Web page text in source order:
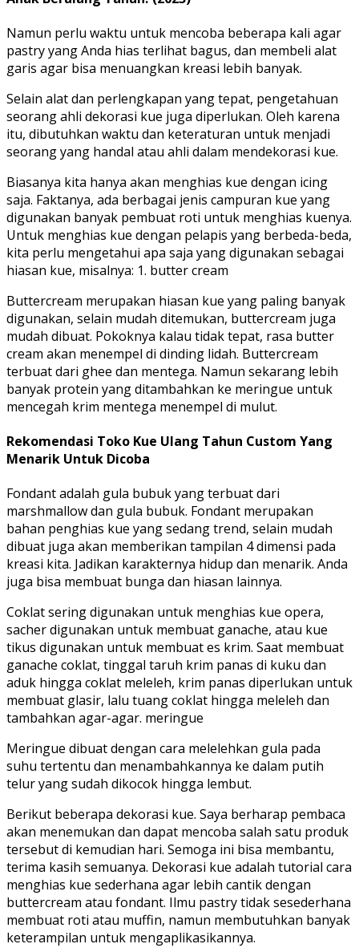
Namun perlu waktu untuk mencoba beberapa kali agar
pastry yang Anda hias terlihat bagus, dan membeli alat
garis agar bisa menuangkan kreasi lebih banyak.
Selain alat dan perlengkapan yang tepat, pengetahuan
seorang ahli dekorasi kue juga diperlukan. Oleh karena
itu, dibutuhkan waktu dan keteraturan untuk menjadi
seorang yang handal atau ahli dalam mendekorasi kue.
Biasanya kita hanya akan menghias kue dengan icing
saja. Faktanya, ada berbagai jenis campuran kue yang
digunakan banyak pembuat roti untuk menghias kuenya.
Untuk menghias kue dengan pelapis yang berbeda-beda,
kita perlu mengetahui apa saja yang digunakan sebagai
hiasan kue, misalnya: 1. butter cream
Buttercream merupakan hiasan kue yang paling banyak
digunakan, selain mudah ditemukan, buttercream juga
mudah dibuat. Pokoknya kalau tidak tepat, rasa butter
cream akan menempel di dinding lidah. Buttercream
terbuat dari ghee dan mentega. Namun sekarang lebih
banyak protein yang ditambahkan ke meringue untuk
mencegah krim mentega menempel di mulut.
Rekomendasi Toko Kue Ulang Tahun Custom Yang
Menarik Untuk Dicoba
Fondant adalah gula bubuk yang terbuat dari
marshmallow dan gula bubuk. Fondant merupakan
bahan penghias kue yang sedang trend, selain mudah
dibuat juga akan memberikan tampilan 4 dimensi pada
kreasi kita. Jadikan karakternya hidup dan menarik. Anda
juga bisa membuat bunga dan hiasan lainnya.
Coklat sering digunakan untuk menghias kue opera,
sacher digunakan untuk membuat ganache, atau kue
tikus digunakan untuk membuat es krim. Saat membuat
ganache coklat, tinggal taruh krim panas di kuku dan
aduk hingga coklat meleleh, krim panas diperlukan untuk
membuat glasir, lalu tuang coklat hingga meleleh dan
tambahkan agar-agar. meringue
Meringue dibuat dengan cara melelehkan gula pada
suhu tertentu dan menambahkannya ke dalam putih
telur yang sudah dikocok hingga lembut.
Berikut beberapa dekorasi kue. Saya berharap pembaca
akan menemukan dan dapat mencoba salah satu produk
tersebut di kemudian hari. Semoga ini bisa membantu,
terima kasih semuanya. Dekorasi kue adalah tutorial cara
menghias kue sederhana agar lebih cantik dengan
buttercream atau fondant. Ilmu pastry tidak sesederhana
membuat roti atau muffin, namun membutuhkan banyak
keterampilan untuk mengaplikasikannya.